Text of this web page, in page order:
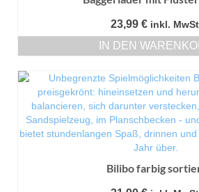
der
werden
23,99 € inkl.
IN DEN
Bilibo farbig